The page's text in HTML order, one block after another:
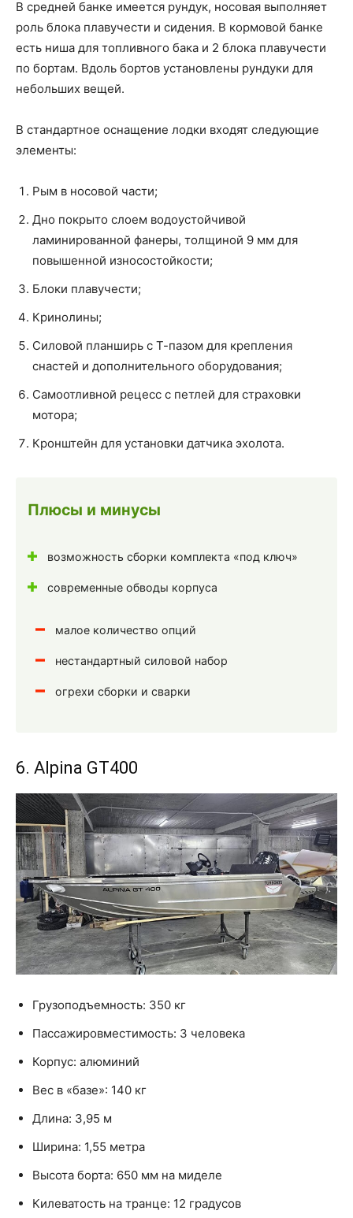
В средней банке имеется рундук, носовая выполняет
роль блока плавучести и сидения. В кормовой банке
есть ниша для топливного бака и 2 блока плавучести
по бортам. Вдоль бортов установлены рундуки для
небольших вещей.
В стандартное оснащение лодки входят следующие
элементы:
Рым в носовой части;
Дно покрыто слоем водоустойчивой
ламинированной фанеры, толщиной 9 мм для
повышенной износостойкости;
Блоки плавучести;
Кринолины;
Силовой планширь с Т-пазом для крепления
снастей и дополнительного оборудования;
Самоотливной рецесс с петлей для страховки
мотора;
Кронштейн для установки датчика эхолота.
Плюсы и минусы
возможность сборки комплекта «под ключ»
современные обводы корпуса
малое количество опций
нестандартный силовой набор
огрехи сборки и сварки
6. Alpina GT400
Грузоподъемность: 350 кг
Пассажировместимость: 3 человека
Корпус: алюминий
Вес в «базе»: 140 кг
Длина: 3,95 м
Ширина: 1,55 метра
Высота борта: 650 мм на миделе
Килеватость на транце: 12 градусов